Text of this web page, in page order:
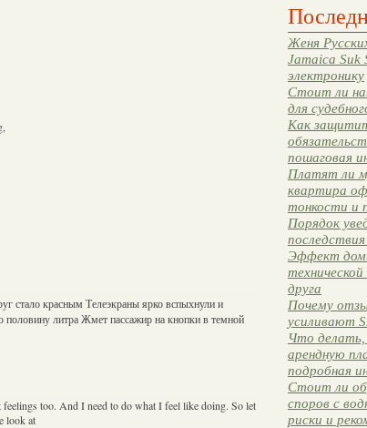
Женя
Jamaica Suk
электронику
Стоит ли
для
Как
пошаговая
Платят ли
квартира
тонкости и
Порядок
Эффект
друга
Почему
усиливают
Что делать,
арендную
подробная
Стоит ли
споров с
риски и
стало красным Телеэкраны ярко вспыхнули и
половину литра Жмет пассажир на кнопки в темной
too. And I need to do what I feel like doing. So let
look at